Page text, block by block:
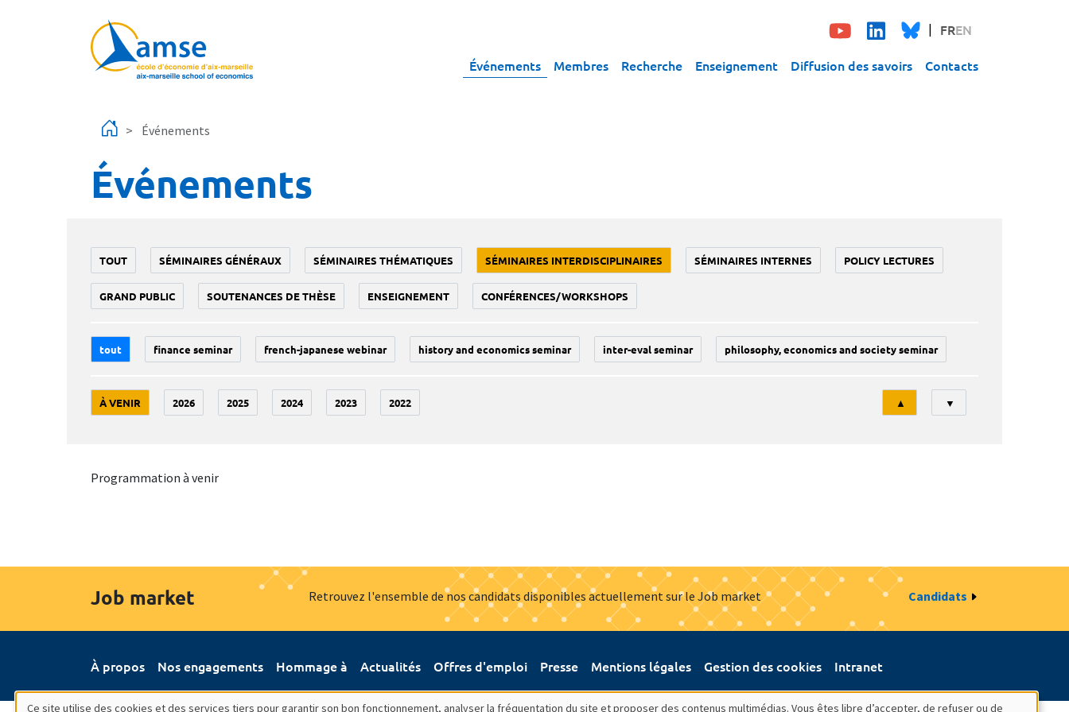
FREN
Événements Membres Recherche Enseignement Diffusion des savoirs Contacts
Événements
Événements
TOUT SÉMINAIRES GÉNÉRAUX SÉMINAIRES THÉMATIQUES SÉMINAIRES INTERDISCIPLINAIRES SÉMINAIRES INTERNES POLICY LECTURES
GRAND PUBLIC SOUTENANCES DE THÈSE ENSEIGNEMENT CONFÉRENCES/WORKSHOPS
tout finance seminar french-japanese webinar history and economics seminar inter-eval seminar philosophy, economics and society seminar
À VENIR 2026 2025 2024 2023 2022
Tri
▲ ▼
Programmation à venir
Job market Retrouvez l'ensemble de nos candidats disponibles actuellement sur le Job market Candidats
À propos Nos engagements Hommage à Actualités Offres d'emploi Presse Mentions légales Gestion des cookies Intranet
Ce site utilise des cookies et des services tiers pour garantir son bon fonctionnement, analyser la fréquentation du site et proposer des contenus multimédias. Vous êtes libre d’accepter, de refuser ou de